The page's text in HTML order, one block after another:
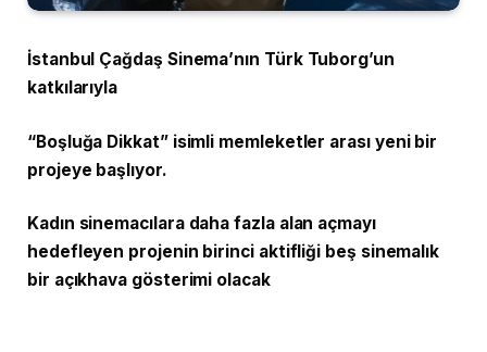
İstanbul Çağdaş Sinema’nın Türk Tuborg’un
katkılarıyla
“Boşluğa Dikkat” isimli memleketler arası yeni bir
projeye başlıyor.
Kadın sinemacılara daha fazla alan açmayı
hedefleyen projenin birinci aktifliği beş sinemalık
bir açıkhava gösterimi olacak